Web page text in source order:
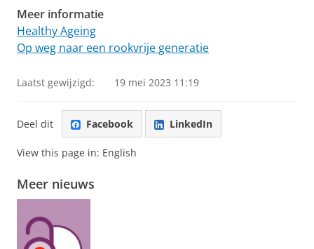
Meer informatie
Healthy Ageing
Op weg naar een rookvrije generatie
Laatst gewijzigd: 19 mei 2023 11:19
Deel dit Facebook LinkedIn
View this page in: English
Meer nieuws